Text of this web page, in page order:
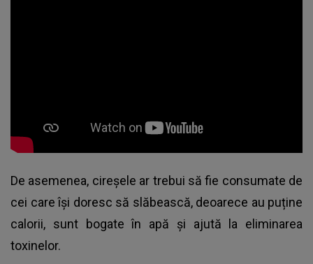
De asemenea, cireșele ar trebui să fie consumate de
cei care își doresc să slăbească, deoarece au puține
calorii, sunt bogate în apă și ajută la eliminarea
toxinelor.